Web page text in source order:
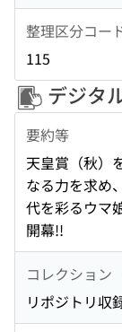
整理区分コー
115
デジタ
要約等
天皇賞（秋）
なる力を求め
代を彩るウマ
開幕!!
コレクション
リポジトリ収